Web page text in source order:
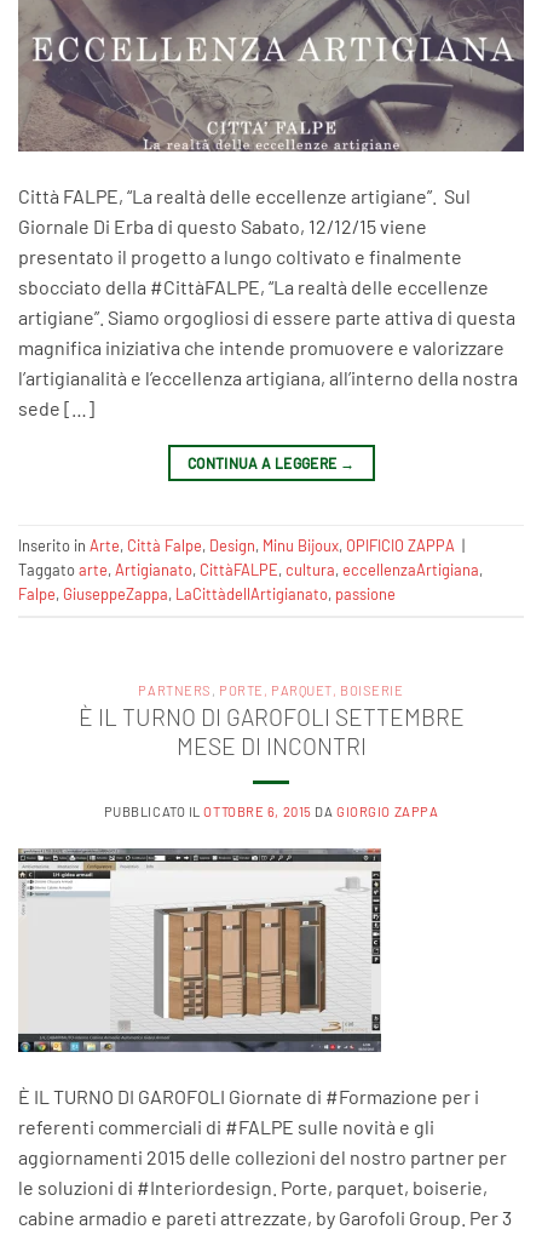
Città FALPE, “La realtà delle eccellenze artigiane”. Sul
Giornale Di Erba di questo Sabato, 12/12/15 viene
presentato il progetto a lungo coltivato e finalmente
sbocciato della #CittàFALPE, “La realtà delle eccellenze
artigiane”. Siamo orgogliosi di essere parte attiva di questa
magnifica iniziativa che intende promuovere e valorizzare
l’artigianalità e l’eccellenza artigiana, all’interno della nostra
sede […]
CONTINUA A LEGGERE →
Inserito in Arte, Città Falpe, Design, Minu Bijoux, OPIFICIO ZAPPA |
Taggatoarte,Artigianato, CittàFALPE,cultura,eccellenzaArtigiana‬,
Falpe, GiuseppeZappa, LaCittàdellArtigianato, passione
PARTNERS , PORTE, PARQUET, BOISERIE
È IL TURNO DI GAROFOLI SETTEMBRE
MESE DI INCONTRI
PUBBLICATO ILOTTOBRE 6, 2015 DAGIORGIO ZAPPA
È IL TURNO DI GAROFOLI Giornate di ‪#‎Formazione‬ per i
referenti commerciali di ‪#‎FALPE‬ sulle novità e gli
aggiornamenti 2015 delle collezioni del nostro partner per
le soluzioni di ‪#‎Interiordesign‬. Porte, parquet, boiserie,
cabine armadio e pareti attrezzate, by Garofoli Group. Per 3